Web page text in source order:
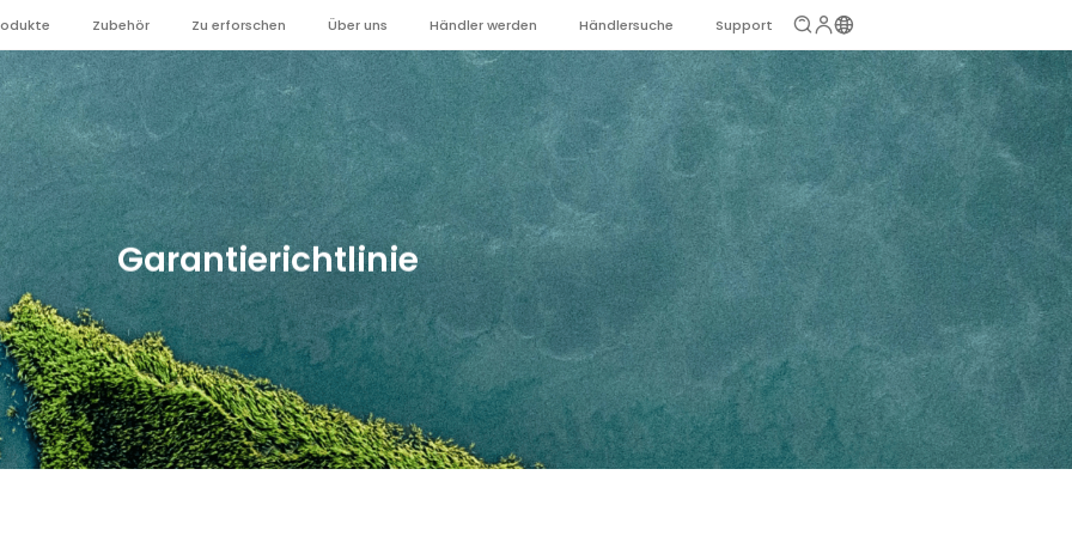
Zubehör Zu erforschen Über uns Händler werden Händlersuche Support
Garantierichtlinie